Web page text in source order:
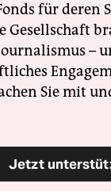
für deren
Gesellschaft
–
Sie mit
Jetzt